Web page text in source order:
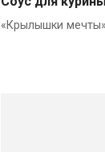
«Крылышки